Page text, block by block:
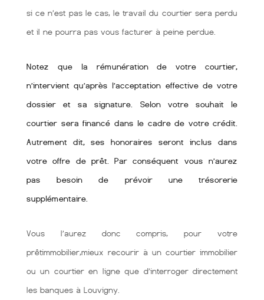
si ce n’est pas le cas, le travail du courtier sera perdu
et il ne pourra pas vous facturer à peine perdue.
Notez que la rémunération de votre courtier,
n’intervient qu’après l’acceptation effective de votre
dossier et sa signature. Selon votre souhait le
courtier sera financé dans le cadre de votre crédit.
Autrement dit, ses honoraires seront inclus dans
votre offre de prêt. Par conséquent vous n’aurez
pas besoin de prévoir une trésorerie
supplémentaire.
Vous l’aurez donc compris, pour votre
prêtimmobilier,mieux recourir à un courtier immobilier
ou un courtier en ligne que d’interroger directement
les banques à Louvigny.